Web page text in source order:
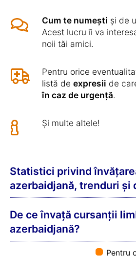
Cum te numești și de
Acest lucru îi va
noii tăi amici.
Pentru orice
listă de expresii de
în caz de urgență.
Și multe altele!
Statistici privind
azerbaidjană, trenduri și
De ce învață cursanții
azerbaidjană?
Pentru